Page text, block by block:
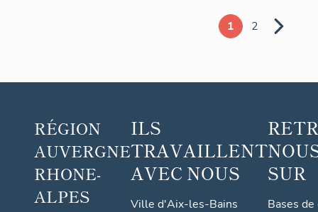
de
d'apparat
de
1 2
RÉGION
AUVERGNE
RHONE-
ALPES
ILS
TRAVAILLENT
AVEC NOUS
Ville d'Aix-les-Bains
SUR
Bases